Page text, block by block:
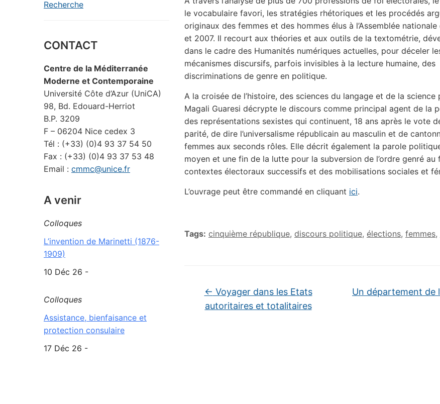
Recherche
CONTACT
Centre de la Méditerranée
Moderne et Contemporaine
Université Côte d’Azur (UniCA)
98, Bd. Edouard-Herriot
B.P. 3209
F – 06204 Nice cedex 3
Tél : (+33) (0)4 93 37 54 50
Fax : (+33) (0)4 93 37 53 48
Email : cmmc@unice.fr
A venir
Colloques
L’invention de Marinetti (1876-
1909)
10 Déc 26 -
Colloques
Assistance, bienfaisance et
protection consulaire
17 Déc 26 -
le vocabulaire favori, les stratégies rhétoriques et les procédés
originaux des femmes et des hommes élus à l’Assemblée nationale
et 2007. Il recourt aux théories et aux outils de la textométrie,
dans le cadre des Humanités numériques actuelles, pour déceler
mécanismes discursifs, parfois invisibles à la lecture humaine, des
discriminations de genre en politique.
A la croisée de l’histoire, des sciences du langage et de la science
Magali Guaresi décrypte le discours comme principal agent de la
des représentations sexistes qui continuent, 18 ans après le vote
parité, de dire l’universalisme républicain au masculin et de
femmes aux seconds rôles. Elle décrit également la parole
moyen et une fin de la lutte pour la subversion de l’ordre genré au
contextes électoraux successifs et des mobilisations sociales et
L’ouvrage peut être commandé en cliquant ici.
Tags: cinquième république, discours politique, élections, femmes,
← Voyager dans les Etats
autoritaires et totalitaires
Un département de